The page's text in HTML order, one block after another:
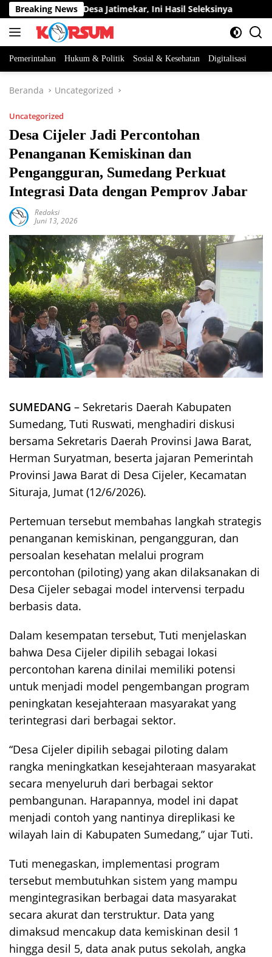
Langsung
ke
konten
Breaking NewsDesa Jatimekar, Ini Hasil Seleksinya
Pemerintahan Hukum & Politik Sosial & Kesehatan Digitalisasi
Beranda Uncategorized
Uncategorized
Desa Cijeler Jadi Percontohan
Penanganan Kemiskinan dan
Pengangguran, Sumedang Perkuat
Integrasi Data dengan Pemprov Jabar
Redaksi
Juni 13, 2026
SUMEDANG – Sekretaris Daerah Kabupaten
Sumedang, Tuti Ruswati, menghadiri diskusi
bersama Sekretaris Daerah Provinsi Jawa Barat,
Herman Suryatman, beserta jajaran Pemerintah
Provinsi Jawa Barat di Desa Cijeler, Kecamatan
Situraja, Jumat (12/6/2026).
Pertemuan tersebut membahas langkah strategis
penanganan kemiskinan, pengangguran, dan
persoalan kesehatan melalui program
percontohan (piloting) yang akan dilaksanakan di
Desa Cijeler sebagai model intervensi terpadu
berbasis data.
Dalam kesempatan tersebut, Tuti menjelaskan
bahwa Desa Cijeler dipilih sebagai lokasi
percontohan karena dinilai memiliki potensi
untuk menjadi model pengembangan program
peningkatan kesejahteraan masyarakat yang
terintegrasi dari berbagai sektor.
“Desa Cijeler dipilih sebagai piloting dalam
rangka meningkatkan kesejahteraan masyarakat
secara menyeluruh dari berbagai sektor
pembangunan. Harapannya, model ini dapat
menjadi contoh yang nantinya direplikasi ke
wilayah lain di Kabupaten Sumedang,” ujar Tuti.
Tuti menegaskan, implementasi program
tersebut membutuhkan sistem yang mampu
mengintegrasikan berbagai data masyarakat
secara akurat dan terstruktur. Data yang
dimaksud mencakup data kemiskinan desil 1
hingga desil 5, data anak putus sekolah, angka